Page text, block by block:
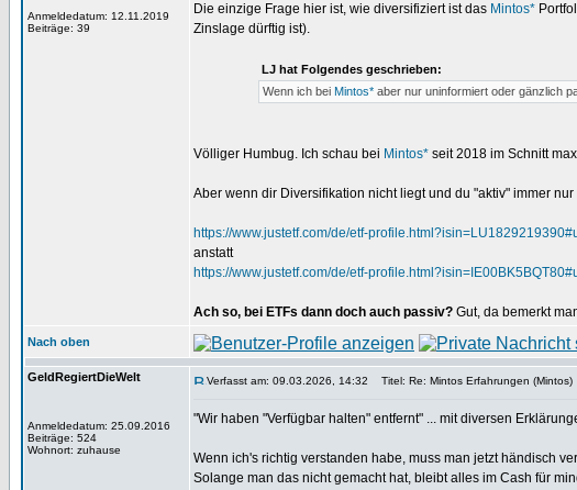
Anmeldedatum: 12.11.2019
Beiträge: 39
Die einzige Frage hier ist, wie diversifiziert ist das Mintos*
Zinslage dürftig ist).
LJ hat Folgendes geschrieben:
Wenn ich bei Mintos*aber nur uninformiert oder gänzlich
Völliger Humbug. Ich schau bei Mintos* seit 2018 im Schnitt
Aber wenn dir Diversifikation nicht liegt und du "aktiv" immer
https://www.justetf.com/de/etf-
anstatt
https://www.justetf.com/de/etf-
Ach so, bei ETFs dann doch auch passiv? Gut, da bemerkt
Nach oben
GeldRegiertDieWelt
Anmeldedatum: 25.09.2016
Beiträge: 524
Wohnort: zuhause
Verfasst am: 09.03.2026, 14:32 Titel: Re: Mintos Erfahrungen (Mintos)
"Wir haben "Verfügbar halten" entfernt" ... mit diversen
Wenn ich's richtig verstanden habe, muss man jetzt händisch
Solange man das nicht gemacht hat, bleibt alles im Cash für